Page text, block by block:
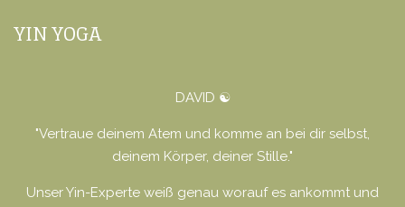
YIN YOGA
DAVID ☯️
"Vertraue deinem Atem und komme an bei dir selbst,
deinem Körper, deiner Stille."
Unser Yin-Experte weiß genau worauf es ankommt und